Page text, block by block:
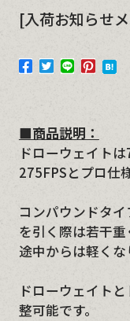
[入荷お知らせ
■商品説明：
ドローウェイト
275FPSとプロ仕
コンパウンドタ
を引く際は若干重
途中からは軽くな
ドローウェイト
整可能です。